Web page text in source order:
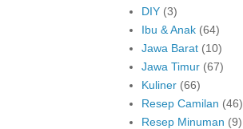
DIY (3)
Ibu & Anak (64)
Jawa Barat (10)
Jawa Timur (67)
Kuliner (66)
Resep Camilan (46)
Resep Minuman (9)